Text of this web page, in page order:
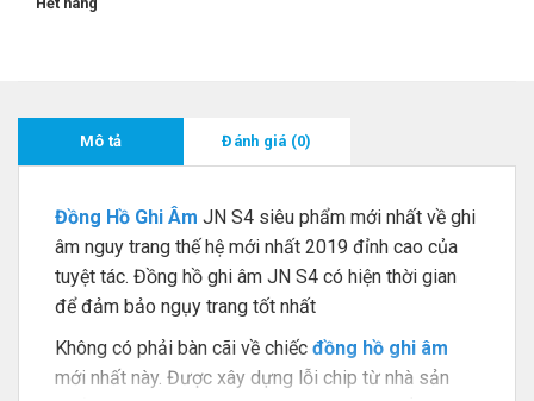
Mô tả Đánh giá (0)
Đồng Hồ Ghi Âm JN S4 siêu phẩm mới nhất về ghi
âm nguy trang thế hệ mới nhất 2019 đỉnh cao của
tuyệt tác. Đồng hồ ghi âm JN S4 có hiện thời gian
để đảm bảo ngụy trang tốt nhất
Không có phải bàn cãi về chiếc đồng hồ ghi âm
mới nhất này. Được xây dựng lỗi chip từ nhà sản